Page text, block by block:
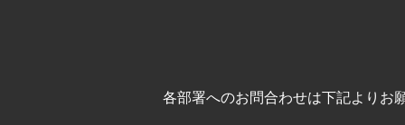
各部署へのお問合わせは下記よりお